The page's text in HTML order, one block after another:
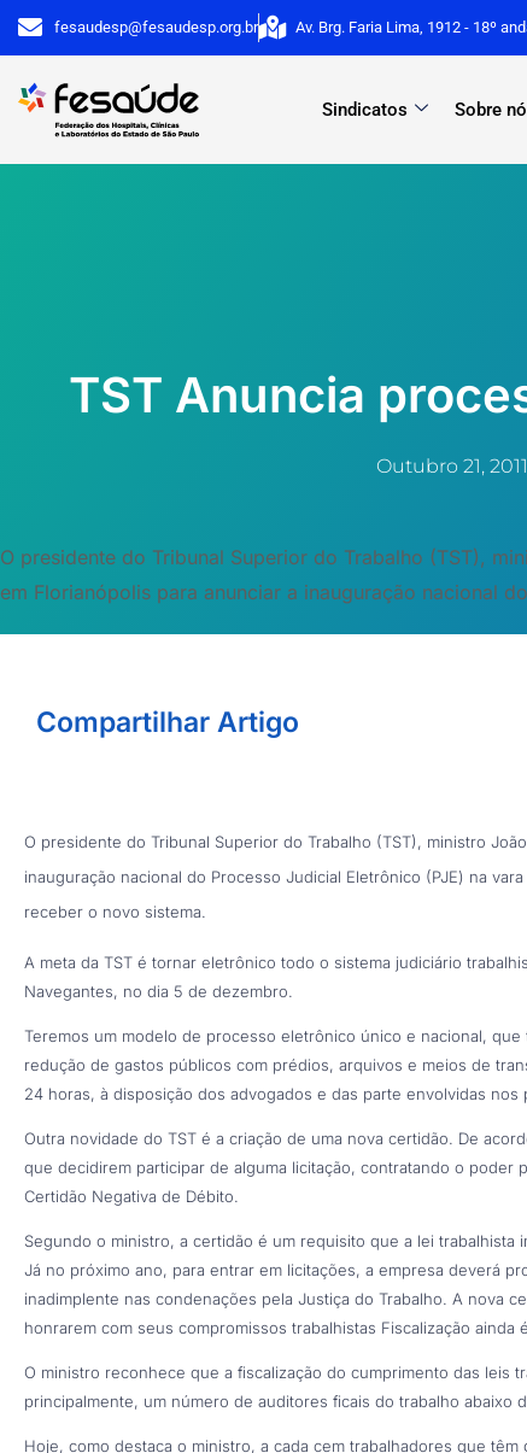
para
conteúdo
fesaudesp@fesaudesp.org.br Av. Brg. Faria Lima, 1912 - 18º
Sindicatos Sobre
TST Anuncia
Outubro 21, 2011
O presidente do Tribunal Superior do Trabalho (TST),
em Florianópolis para anunciar a inauguração nacional
Compartilhar Artigo
O presidente do Tribunal Superior do Trabalho (TST), ministro
inauguração nacional do Processo Judicial Eletrônico (PJE) na
receber o novo sistema.
A meta da TST é tornar eletrônico todo o sistema judiciário
Navegantes, no dia 5 de dezembro.
Teremos um modelo de processo eletrônico único e nacional,
redução de gastos públicos com prédios, arquivos e meios de
24 horas, à disposição dos advogados e das parte envolvidas nos
Outra novidade do TST é a criação de uma nova certidão. De
que decidirem participar de alguma licitação, contratando o poder
Certidão Negativa de Débito.
Segundo o ministro, a certidão é um requisito que a lei trabalhista
Já no próximo ano, para entrar em licitações, a empresa deverá
inadimplente nas condenações pela Justiça do Trabalho. A nova
honrarem com seus compromissos trabalhistas Fiscalização ainda
O ministro reconhece que a fiscalização do cumprimento das leis
principalmente, um número de auditores ficais do trabalho abaixo
Hoje, como destaca o ministro, a cada cem trabalhadores que